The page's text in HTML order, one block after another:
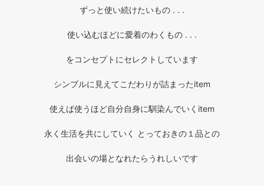
ずっと使い続けたいもの . . .
使い込むほどに愛着のわくもの . . .
をコンセプトにセレクトしています
シンプルに見えてこだわりが詰まったitem
使えば使うほど自分自身に馴染んでいくitem
永く生活を共にしていく とっておきの１品との
出会いの場となれたらうれしいです